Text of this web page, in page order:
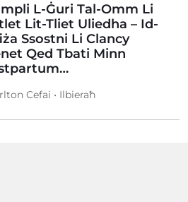
L-Ġuri Tal-Omm Li
Lit-Tliet Uliedha – Id-
Ssostni Li Clancy
Qed Tbati Minn
Cefai • Ilbieraħ